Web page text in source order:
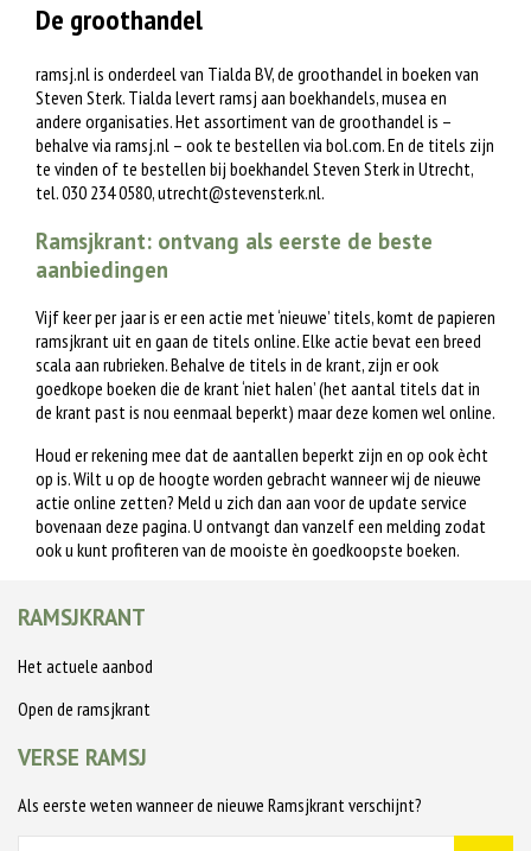
De groothandel
ramsj.nl is onderdeel van Tialda BV, de groothandel in boeken van
Steven Sterk. Tialda levert ramsj aan boekhandels, musea en
andere organisaties. Het assortiment van de groothandel is –
behalve via ramsj.nl – ook te bestellen via bol.com. En de titels zijn
te vinden of te bestellen bij boekhandel Steven Sterk in Utrecht,
tel. 030 234 0580,utrecht@stevensterk.nl.
Ramsjkrant: ontvang als eerste de beste
aanbiedingen
Vijf keer per jaar is er een actie met ‘nieuwe’ titels, komt de papieren
ramsjkrant uit en gaan de titels online. Elke actie bevat een breed
scala aan rubrieken. Behalve de titels in de krant, zijn er ook
goedkope boeken die de krant ‘niet halen’ (het aantal titels dat in
de krant past is nou eenmaal beperkt) maar deze komen wel online.
Houd er rekening mee dat de aantallen beperkt zijn en op ook ècht
op is. Wilt u op de hoogte worden gebracht wanneer wij de nieuwe
actie online zetten? Meld u zich dan aan voor de update service
bovenaan deze pagina. U ontvangt dan vanzelf een melding zodat
ook u kunt profiteren van de mooiste èn goedkoopste boeken.
RAMSJKRANT
Het actuele aanbod
Open de ramsjkrant
VERSE RAMSJ
Als eerste weten wanneer de nieuwe Ramsjkrant verschijnt?